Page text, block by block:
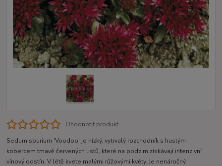
Ohodnotit produkt
Sedum spurium 'Voodoo' je nízký, vytrvalý rozchodník s hustým
kobercem tmavě červených listů, které na podzim získávají intenzivní
vínový odstín. V létě kvete malými růžovými květy. Je nenáročný,